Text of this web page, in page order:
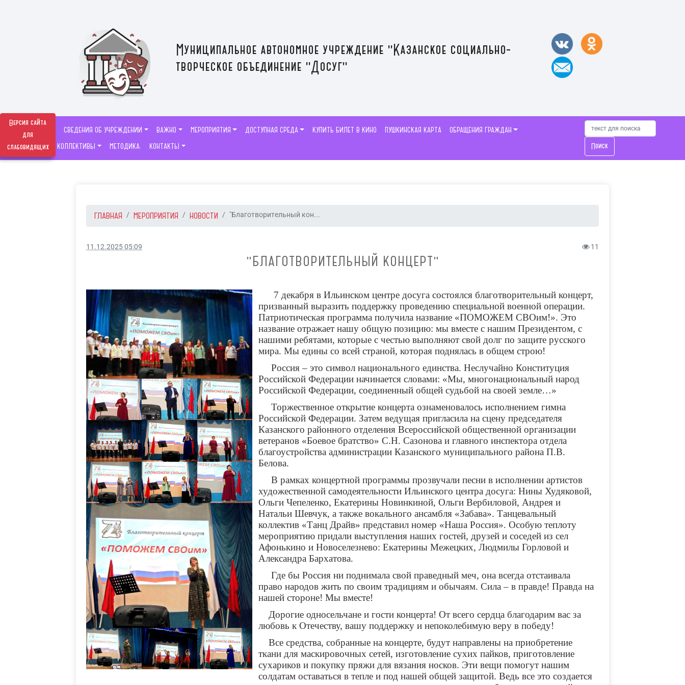
Версия сайта
для
слабовидящих
Муниципальное автономное учреждение "Казанское социально-
творческое объединение "Досуг"
СВЕДЕНИЯ ОБ УЧРЕЖДЕНИИ ВАЖНО МЕРОПРИЯТИЯ ДОСТУПНАЯ СРЕДА КУПИТЬ БИЛЕТ В КИНО ПУШКИНСКАЯ КАРТА
ОБРАЩЕНИЯ ГРАЖДАН
ТВОРЧЕСКИЕ КОЛЛЕКТИВЫ
МЕТОДИКА. КОНТАКТЫ Поиск
ГЛАВНАЯ МЕРОПРИЯТИЯ НОВОСТИ "Благотворительный кон...
11.12.2025 05:09 11
"БЛАГОТВОРИТЕЛЬНЫЙ КОНЦЕРТ"
7 декабря в Ильинском центре досуга состоялся благотворительный концерт,
призванный выразить поддержку проведению специальной военной операции.
Патриотическая программа получила название «ПОМОЖЕМ СВОим!». Это
название отражает нашу общую позицию: мы вместе с нашим Президентом, с
нашими ребятами, которые с честью выполняют свой долг по защите русского
мира. Мы едины со всей страной, которая поднялась в общем строю!
Россия – это символ национального единства. Неслучайно Конституция
Российской Федерации начинается словами: «Мы, многонациональный народ
Российской Федерации, соединенный общей судьбой на своей земле…»
Торжественное открытие концерта ознаменовалось исполнением гимна
Российской Федерации. Затем ведущая пригласила на сцену председателя
Казанского районного отделения Всероссийской общественной организации
ветеранов «Боевое братство» С.Н. Сазонова и главного инспектора отдела
благоустройства администрации Казанского муниципального района П.В.
Белова.
В рамках концертной программы прозвучали песни в исполнении артистов
художественной самодеятельности Ильинского центра досуга: Нины Худяковой,
Ольги Чепеленко, Екатерины Новинкиной, Ольги Вербиловой, Андрея и
Натальи Шевчук, а также вокального ансамбля «Забава». Танцевальный
коллектив «Танц Драйв» представил номер «Наша Россия». Особую теплоту
мероприятию придали выступления наших гостей, друзей и соседей из сел
Афонькино и Новоселезнево: Екатерины Межецких, Людмилы Горловой и
Александра Бархатова.
Где бы Россия ни поднимала свой праведный меч, она всегда отстаивала
право народов жить по своим традициям и обычаям. Сила – в правде! Правда на
нашей стороне! Мы вместе!
Дорогие односельчане и гости концерта! От всего сердца благодарим вас за
любовь к Отечеству, вашу поддержку и непоколебимую веру в победу!
Все средства, собранные на концерте, будут направлены на приобретение
ткани для маскировочных сетей, изготовление сухих пайков, приготовление
сухариков и покупку пряжи для вязания носков. Эти вещи помогут нашим
солдатам оставаться в тепле и под нашей общей защитой. Ведь все это создается